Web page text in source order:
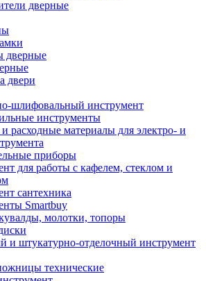
дверные
дверные
двери
шлифовальный инструмент
инструменты
и расходные материалы для электро- и
приборы
для работы с кафелем, стеклом и
сантехника
Smartbuy
молотки, топоры
и штукатурно-отделочный инструмент
технические